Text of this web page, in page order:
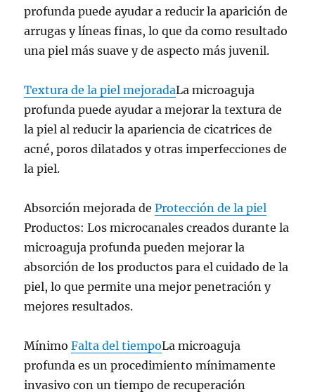
profunda puede ayudar a reducir la aparición de
arrugas y líneas finas, lo que da como resultado
una piel más suave y de aspecto más juvenil.
Textura de la piel mejoradaLa microaguja
profunda puede ayudar a mejorar la textura de
la piel al reducir la apariencia de cicatrices de
acné, poros dilatados y otras imperfecciones de
la piel.
Absorción mejorada deProtección de la piel
Productos: Los microcanales creados durante la
microaguja profunda pueden mejorar la
absorción de los productos para el cuidado de la
piel, lo que permite una mejor penetración y
mejores resultados.
MínimoFalta del tiempoLa microaguja
profunda es un procedimiento mínimamente
invasivo con un tiempo de recuperación